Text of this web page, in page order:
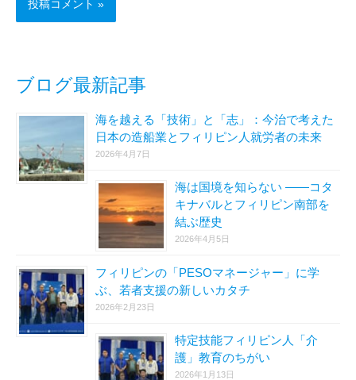
ブログ最新記事
海を越える「技術」と「志」：今治で考えた
日本の造船業とフィリピン人就労者の未来
2026年4月7日
海は国境を知らない ――コタ
キナバルとフィリピン南部を
結ぶ歴史
2026年4月5日
フィリピンの「PESOマネージャー」に学
ぶ、若者支援の新しいカタチ
2026年2月23日
特定技能フィリピン人「介
護」教育のちがい
2026年1月13日